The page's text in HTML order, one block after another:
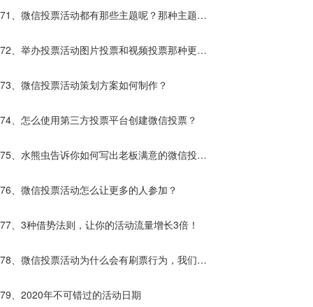
动效果不好？
71、微信投票活动都有那些主题呢？那种主题更
受人欢迎呢？
72、举办投票活动图片投票和视频投票那种更
73、微信投票活动策划方案如何制作？
74、怎么使用第三方投票平台创建微信投票？
75、水熊虫告诉你如何写出老板满意的微信投票
活动方案！
76、微信投票活动怎么让更多的人参加？
77、3种借势法则，让你的活动流量增长3倍！
78、微信投票活动为什么会有刷票行为，我们该
79、2020年不可错过的活动日期